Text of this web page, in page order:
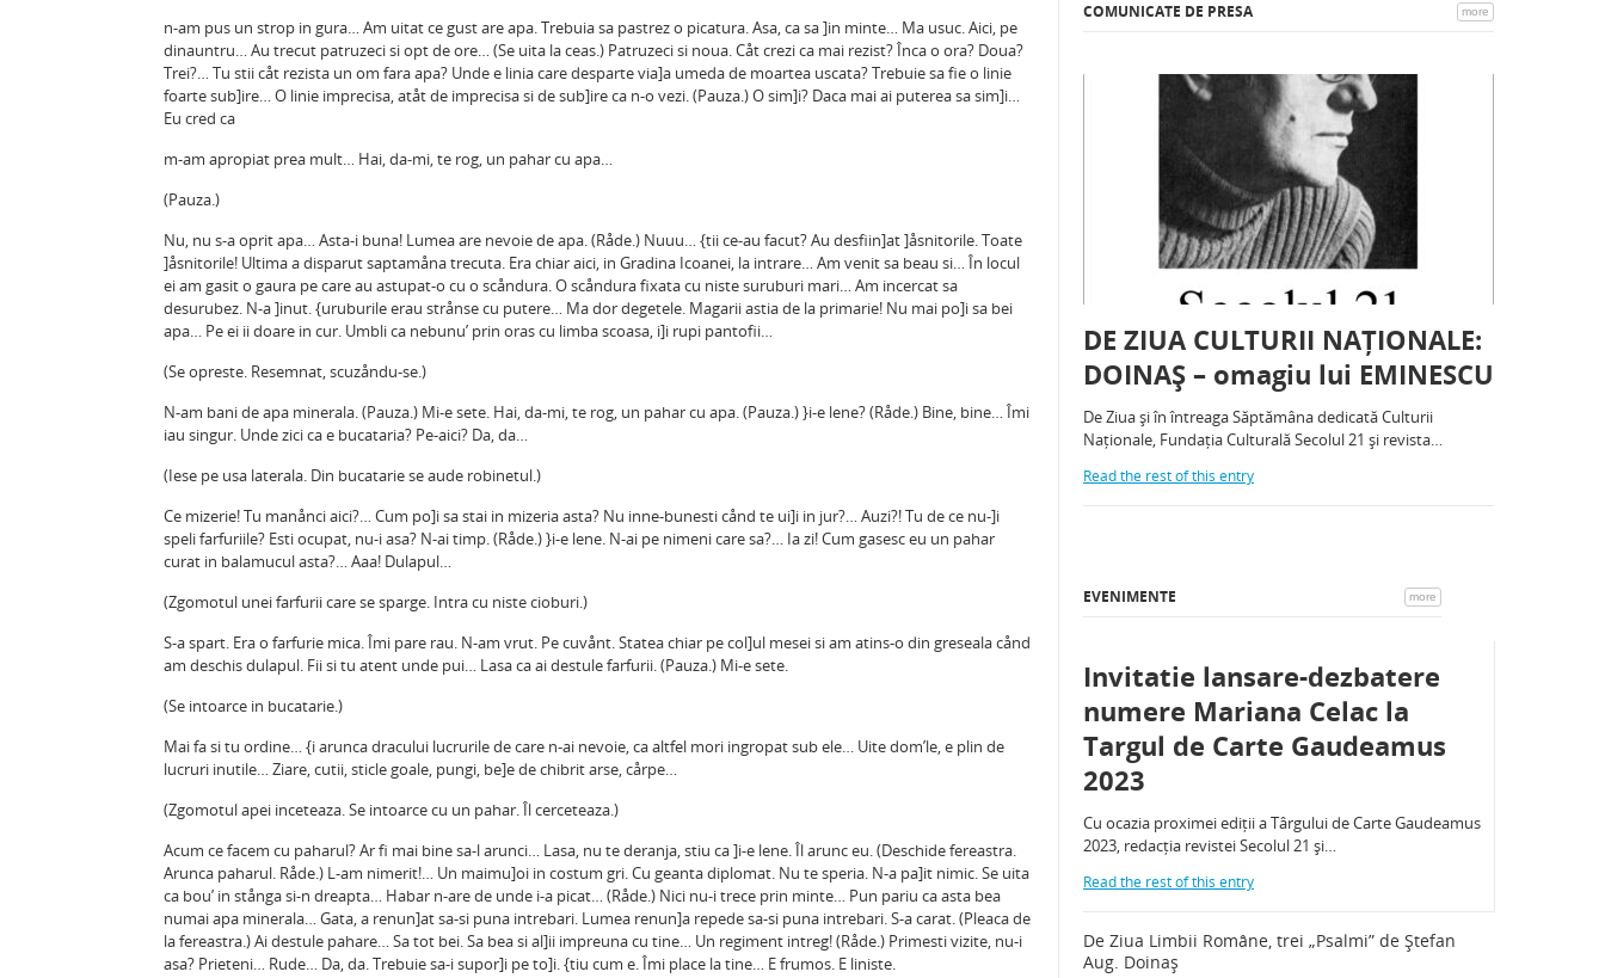
n-am pus un strop in gura… Am uitat ce gust are apa. Trebuia sa pastrez o picatura. Asa, ca sa ]in minte… Ma usuc. Aici, pe
dinauntru… Au trecut patruzeci si opt de ore… (Se uita la ceas.) Patruzeci si noua. Cåt crezi ca mai rezist? Înca o ora? Doua?
Trei?… Tu stii cåt rezista un om fara apa? Unde e linia care desparte via]a umeda de moartea uscata? Trebuie sa fie o linie
foarte sub]ire… O linie imprecisa, atåt de imprecisa si de sub]ire ca n-o vezi. (Pauza.) O sim]i? Daca mai ai puterea sa sim]i…
Eu cred ca
m-am apropiat prea mult… Hai, da-mi, te rog, un pahar cu apa…
(Pauza.)
Nu, nu s-a oprit apa… Asta-i buna! Lumea are nevoie de apa. (Råde.) Nuuu… {tii ce-au facut? Au desfiin]at ]åsnitorile. Toate
]åsnitorile! Ultima a disparut saptamåna trecuta. Era chiar aici, in Gradina Icoanei, la intrare… Am venit sa beau si… În locul
ei am gasit o gaura pe care au astupat-o cu o scåndura. O scåndura fixata cu niste suruburi mari… Am incercat sa
desurubez. N-a ]inut. {uruburile erau strånse cu putere… Ma dor degetele. Magarii astia de la primarie! Nu mai po]i sa bei
apa… Pe ei ii doare in cur. Umbli ca nebunu’ prin oras cu limba scoasa, i]i rupi pantofii…
(Se opreste. Resemnat, scuzåndu-se.)
N-am bani de apa minerala. (Pauza.) Mi-e sete. Hai, da-mi, te rog, un pahar cu apa. (Pauza.) }i-e lene? (Råde.) Bine, bine… Îmi
iau singur. Unde zici ca e bucataria? Pe-aici? Da, da…
(Iese pe usa laterala. Din bucatarie se aude robinetul.)
Ce mizerie! Tu manånci aici?… Cum po]i sa stai in mizeria asta? Nu inne-bunesti cånd te ui]i in jur?… Auzi?! Tu de ce nu-]i
speli farfuriile? Esti ocupat, nu-i asa? N-ai timp. (Råde.) }i-e lene. N-ai pe nimeni care sa?… Ia zi! Cum gasesc eu un pahar
curat in balamucul asta?… Aaa! Dulapul…
(Zgomotul unei farfurii care se sparge. Intra cu niste cioburi.)
S-a spart. Era o farfurie mica. Îmi pare rau. N-am vrut. Pe cuvånt. Statea chiar pe col]ul mesei si am atins-o din greseala cånd
am deschis dulapul. Fii si tu atent unde pui… Lasa ca ai destule farfurii. (Pauza.) Mi-e sete.
(Se intoarce in bucatarie.)
Mai fa si tu ordine… {i arunca dracului lucrurile de care n-ai nevoie, ca altfel mori ingropat sub ele… Uite dom’le, e plin de
lucruri inutile… Ziare, cutii, sticle goale, pungi, be]e de chibrit arse, cårpe…
(Zgomotul apei inceteaza. Se intoarce cu un pahar. Îl cerceteaza.)
Acum ce facem cu paharul? Ar fi mai bine sa-l arunci… Lasa, nu te deranja, stiu ca ]i-e lene. Îl arunc eu. (Deschide fereastra.
Arunca paharul. Råde.) L-am nimerit!… Un maimu]oi in costum gri. Cu geanta diplomat. Nu te speria. N-a pa]it nimic. Se uita
ca bou’ in stånga si-n dreapta… Habar n-are de unde i-a picat… (Råde.) Nici nu-i trece prin minte… Pun pariu ca asta bea
numai apa minerala… Gata, a renun]at sa-si puna intrebari. Lumea renun]a repede sa-si puna intrebari. S-a carat. (Pleaca de
la fereastra.) Ai destule pahare… Sa tot bei. Sa bea si al]ii impreuna cu tine… Un regiment intreg! (Råde.) Primesti vizite, nu-i
asa? Prieteni… Rude… Da, da. Trebuie sa-i supor]i pe to]i. {tiu cum e. Îmi place la tine… E frumos. E liniste.
COMUNICATE DE PRESA more
DE ZIUA CULTURII NAȚIONALE:
DOINAȘ – omagiu lui EMINESCU
De Ziua și în întreaga Săptămâna dedicată Culturii
Naționale, Fundația Culturală Secolul 21 și revista…
Read the rest of this entry
EVENIMENTE more
Invitatie lansare-dezbatere
numere Mariana Celac la
Targul de Carte Gaudeamus
2023
Cu ocazia proximei ediții a Târgului de Carte Gaudeamus
2023, redacția revistei Secolul 21 și…
Read the rest of this entry
De Ziua Limbii Române, trei „Psalmi” de Ștefan
Aug. Doinaș